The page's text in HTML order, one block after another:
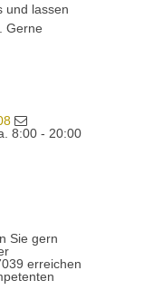
und lassen
Gerne
8:00 - 20:00
Sie gern
erreichen